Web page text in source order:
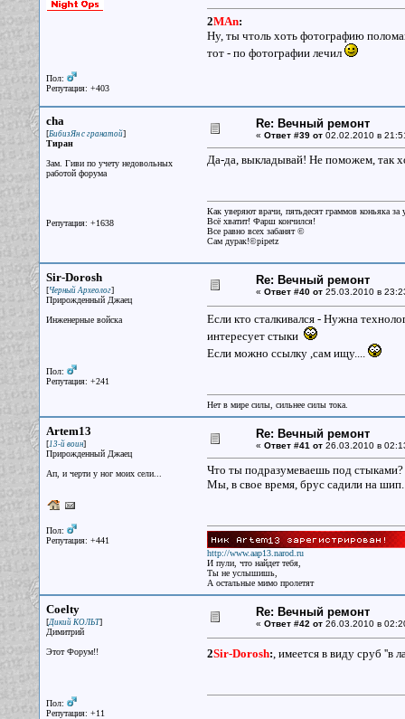
Пол:
Репутация: +403
2MAn:
Ну, ты чтоль хоть фотографию
тот - по фотографии лечил
cha
[БибизЯн с гранатой]
Тиран
Зам. Гиви по учету недовольных
работой форума
Репутация: +1638
Re: Вечный ремонт
« Ответ #39 от02.02.2010 в
Да-да, выкладывай! Не поможем, так
Как уверяют врачи, пятьдесят граммов коньяка
Всё хватит! Фарш кончился!
Все равно всех забанят ©
Сам дурак!©pipetz
Sir-Dorosh
[Черный Археолог]
Прирожденный Джаец
Инженерные войска
Пол:
Репутация: +241
Re: Вечный ремонт
« Ответ #40 от25.03.2010 в
Если кто сталкивался - Нужна
интересует стыки
Если можно ссылку ,сам ищу....
Нет в мире силы, сильнее силы тока.
Artem13
[13-й воин]
Прирожденный Джаец
Ап, и черти у ног моих сели...
Пол:
Репутация: +441
Re: Вечный ремонт
« Ответ #41 от26.03.2010 в
Что ты подразумеваешь под стыками?
Мы, в свое время, брус садили на шип.
http://www.aap13.narod.ru
И пули, что найдет тебя,
Ты не услышишь,
А остальные мимо пролетят
Coelty
[Дикий КОЛЬТ]
Димитрий
Этот Форум!!
Пол:
Репутация: +11
Re: Вечный ремонт
« Ответ #42 от26.03.2010 в
2Sir-Dorosh:, имеется в виду сруб ''в